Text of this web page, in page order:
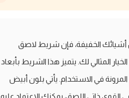
أشيائك الخفيفة، فإن شريط لاصق
المثالي لك. يتميز هذا الشريط بأبعاد
متر، مما يمنحك المرونة في الاستخدام. يأتي بلون أبيض
ذاتي اللصق، يمكنك الاعتماد عليه